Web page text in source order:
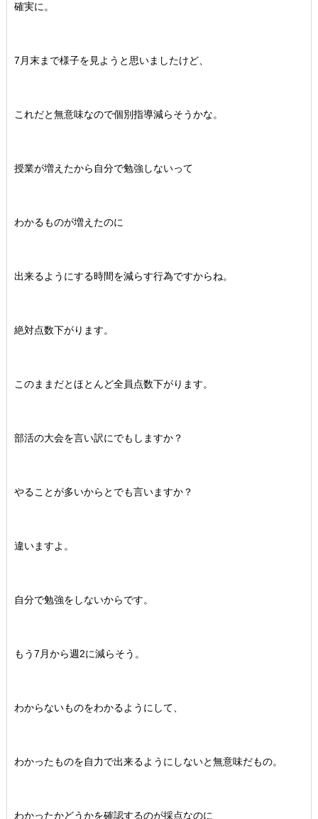
確実に。
7月末まで様子を見ようと思いましたけど、
これだと無意味なので個別指導減らそうかな。
授業が増えたから自分で勉強しないって
わかるものが増えたのに
出来るようにする時間を減らす行為ですからね。
絶対点数下がります。
このままだとほとんど全員点数下がります。
部活の大会を言い訳にでもしますか？
やることが多いからとでも言いますか？
違いますよ。
自分で勉強をしないからです。
もう7月から週2に減らそう。
わからないものをわかるようにして、
わかったものを自力で出来るようにしないと無意味だもの。
わかったかどうかを確認するのが採点なのに